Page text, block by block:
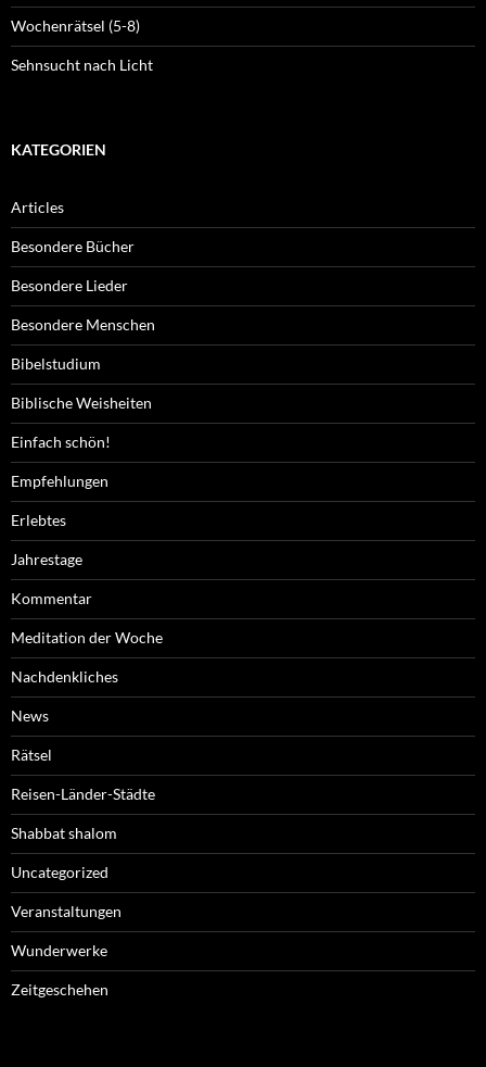
Wochenrätsel (5-8)
Sehnsucht nach Licht
KATEGORIEN
Articles
Besondere Bücher
Besondere Lieder
Besondere Menschen
Bibelstudium
Biblische Weisheiten
Einfach schön!
Empfehlungen
Erlebtes
Jahrestage
Kommentar
Meditation der Woche
Nachdenkliches
News
Rätsel
Reisen-Länder-Städte
Shabbat shalom
Uncategorized
Veranstaltungen
Wunderwerke
Zeitgeschehen